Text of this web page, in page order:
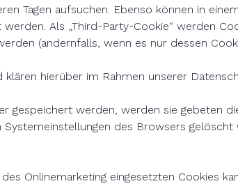
Tagen aufsuchen. Ebenso können in
Als „Third-Party-Cookie“ werden
(andernfalls, wenn es nur dessen
hierüber im Rahmen unserer
gespeichert werden, werden sie gebeten
des Browsers
Onlinemarketing eingesetzten Cookies